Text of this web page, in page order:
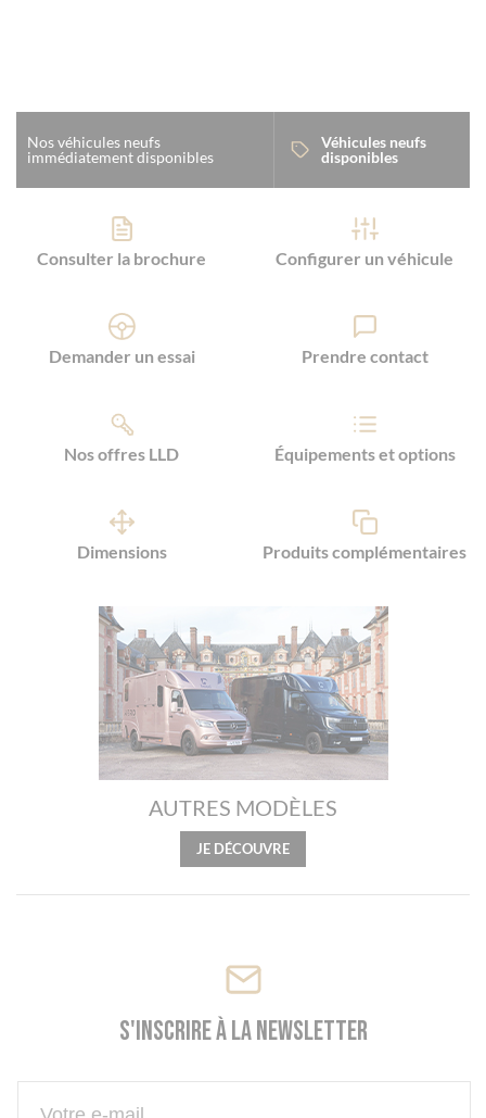
Nos véhicules neufs
immédiatement disponibles
Véhicules neufs
disponibles
Consulter la brochure Configurer un véhicule
Demander un essai Prendre contact
Nos offres LLD Équipements et options
Dimensions Produits complémentaires
AUTRES MODÈLES
JE DÉCOUVRE
S'inscrire à la newsletter